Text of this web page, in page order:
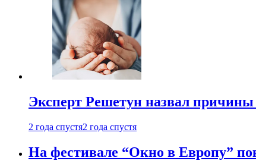
Эксперт Решетун назвал причины
2 года спустя2 года спустя
На фестивале “Окно в Европу”